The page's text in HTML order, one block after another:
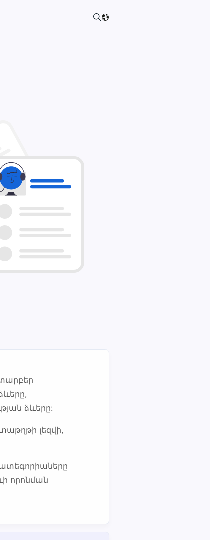
ձևերը:
լեզվի,
որոնման